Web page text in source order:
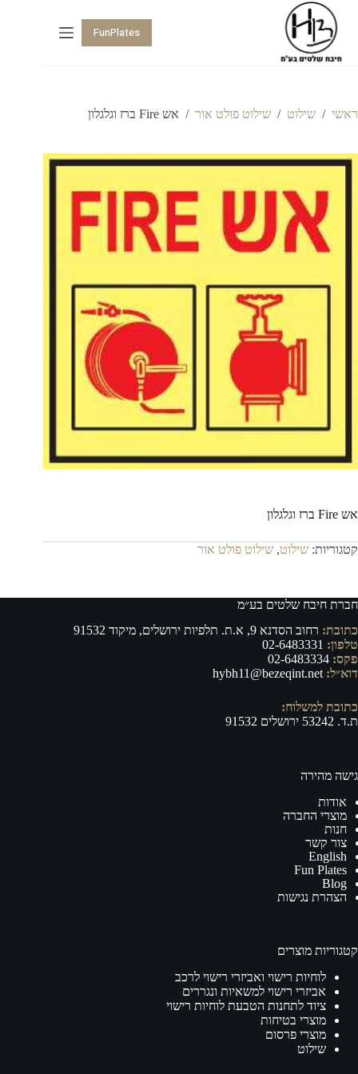
FunPlates
ראשי / שילוט / שילוט פולט אור / אש Fire ברז וגלגלון
אש Fire ברז וגלגלון
קטגוריות: שילוט, שילוט פולט אור
חברת חיבח שלטים בע״מ
כתובת: רחוב הסדנא 9, א.ת. תלפיות ירושלים, מיקוד 91532
טלפון: 02-6483331
פקס:
דוא״ל: hybh11@bezeqint.net
כתובת למשלוח:
ת.ד. 53242 ירושלים 91532
גישה מהירה
אודות
מוצרי החברה
חנות
צור קשר
English
Fun Plates
Blog
הצהרת נגישות
קטגוריות מוצרים
לוחיות רישוי ואביזרי רישוי לרכב
אביזרי רישוי למשאיות ונגררים
ציוד לתחנות הטבעת לוחיות רישוי
מוצרי בטיחות
מוצרי פרסום
שילוט